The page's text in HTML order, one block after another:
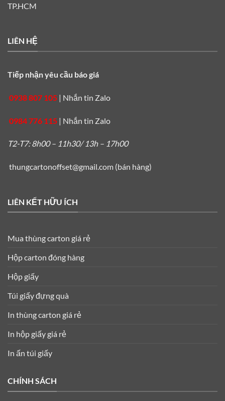
TP.HCM
LIÊN HỆ
Tiếp nhận yêu cầu báo giá
0938 807 105 | Nhắn tin Zalo
0984 776 115 | Nhắn tin Zalo
T2-T7: 8h00 – 11h30/ 13h – 17h00
thungcartonoffset@gmail.com (bán hàng)
LIÊN KẾT HỮU ÍCH
Mua thùng carton giá rẻ
Hộp carton đóng hàng
Hộp giấy
Túi giấy đựng quà
In thùng carton giá rẻ
In hộp giấy giá rẻ
In ấn túi giấy
CHÍNH SÁCH